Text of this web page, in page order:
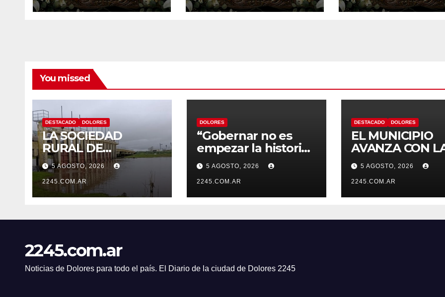
You missed
DESTACADO DOLORES
LA SOCIEDAD
RURAL DE
DOLORES DESTACÓ
LOS TRABAJOS
HIDRÁULICOS
REALIZADOS EN EL
5 AGOSTO, 2026
2245.COM.AR
DOLORES
“Gobernar no es
empezar la historia
de nuevo”: la UCR
de Dolores rechazó
el cambio de
nombre del Estadio
5 AGOSTO, 2026
2245.COM.AR
DESTACADO DOLORES
EL MUNICIPIO
AVANZA CON
LIMPIEZA Y
DE DESAGÜES
5 AGOSTO, 2026
2245.COM.AR
2245.com.ar
Noticias de Dolores para todo el país. El Diario de la ciudad de Dolores 2245